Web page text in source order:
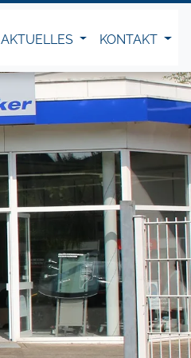
AKTUELLES KONTAKT